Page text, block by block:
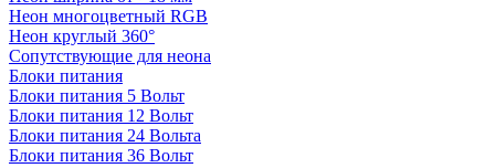
Неон многоцветный RGB
Неон круглый 360°
Сопутствующие для неона
Блоки питания
Блоки питания 5 Вольт
Блоки питания 12 Вольт
Блоки питания 24 Вольта
Блоки питания 36 Вольт